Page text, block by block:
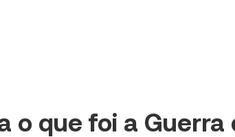
o que foi a Guerra